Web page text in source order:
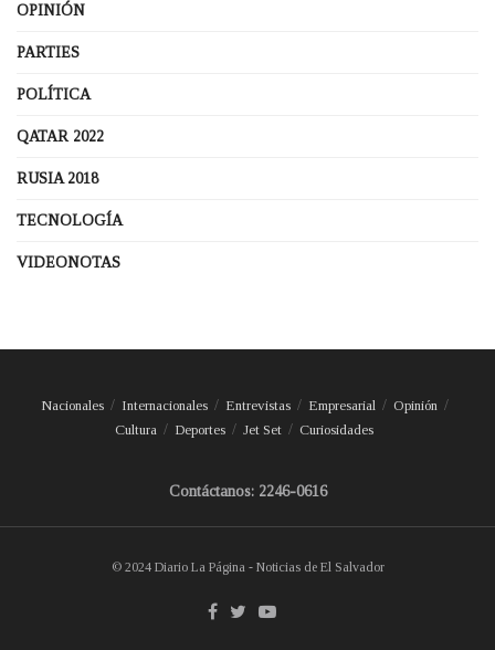
OPINIÓN
PARTIES
POLÍTICA
QATAR 2022
RUSIA 2018
TECNOLOGÍA
VIDEONOTAS
Nacionales Internacionales Entrevistas Empresarial
Opinión
Cultura
Deportes Jet Set Curiosidades
Contáctanos: 2246-0616
© 2024 Diario La Página - Noticias de El Salvador